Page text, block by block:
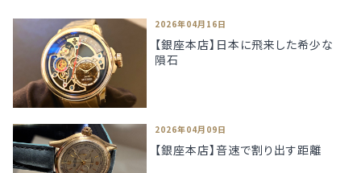
2026年04月16日
【銀座本店】日本に飛来した希少な
隕石
2026年04月09日
【銀座本店】音速で割り出す距離